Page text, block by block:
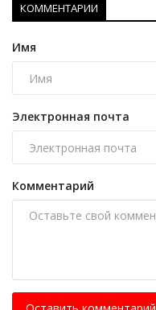
КОММЕНТАРИИ
Имя
Электронная почта
Комментарий